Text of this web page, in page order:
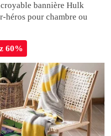
bannière Hulk
héros pour chambre ou
60%